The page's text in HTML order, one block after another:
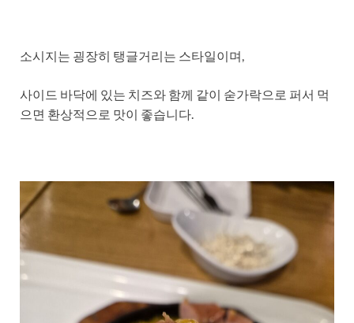
소시지는 굉장히 탱글거리는 스타일이며,
사이드 바닥에 있는 치즈와 함께 같이 숟가락으로 퍼서 먹
으면 환상적으로 맛이 좋습니다.